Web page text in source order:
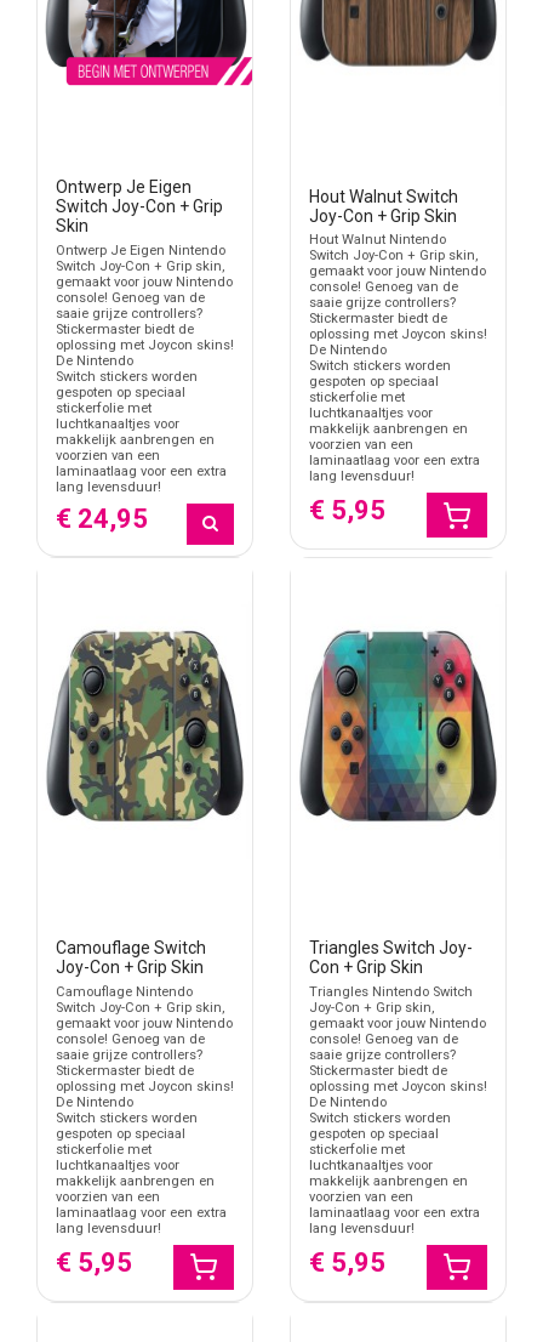
Ontwerp Je Eigen
Switch Joy-Con + Grip
Skin
Ontwerp Je Eigen Nintendo
Switch Joy-Con + Grip skin,
gemaakt voor jouw Nintendo
console! Genoeg van de
saaie grijze controllers?
Stickermaster biedt de
oplossing met Joycon skins!
De Nintendo
Switch stickers worden
gespoten op speciaal
stickerfolie met
luchtkanaaltjes voor
makkelijk aanbrengen en
voorzien van een
laminaatlaag voor een extra
lang levensduur!
€ 24,95
Hout Walnut Switch
Joy-Con + Grip Skin
Hout Walnut Nintendo
Switch Joy-Con + Grip skin,
gemaakt voor jouw Nintendo
console! Genoeg van de
saaie grijze controllers?
Stickermaster biedt de
oplossing met Joycon skins!
De Nintendo
Switch stickers worden
gespoten op speciaal
stickerfolie met
luchtkanaaltjes voor
makkelijk aanbrengen en
voorzien van een
laminaatlaag voor een extra
lang levensduur!
€ 5,95
Camouflage Switch
Joy-Con + Grip Skin
Camouflage Nintendo
Switch Joy-Con + Grip skin,
gemaakt voor jouw Nintendo
console! Genoeg van de
saaie grijze controllers?
Stickermaster biedt de
oplossing met Joycon skins!
De Nintendo
Switch stickers worden
gespoten op speciaal
stickerfolie met
luchtkanaaltjes voor
makkelijk aanbrengen en
voorzien van een
laminaatlaag voor een extra
lang levensduur!
€ 5,95
Triangles Switch Joy-
Con + Grip Skin
Triangles Nintendo Switch
Joy-Con + Grip skin,
gemaakt voor jouw Nintendo
console! Genoeg van de
saaie grijze controllers?
Stickermaster biedt de
oplossing met Joycon skins!
De Nintendo
Switch stickers worden
gespoten op speciaal
stickerfolie met
luchtkanaaltjes voor
makkelijk aanbrengen en
voorzien van een
laminaatlaag voor een extra
lang levensduur!
€ 5,95